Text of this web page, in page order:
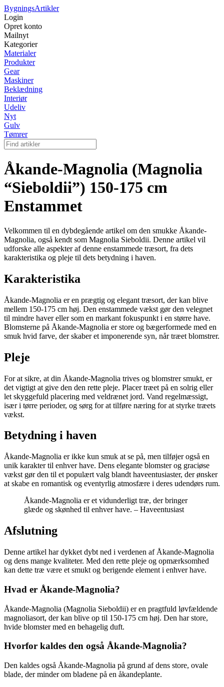
BygningsArtikler
Login
Opret konto
Mailnyt
Kategorier
Materialer
Produkter
Gear
Maskiner
Beklædning
Interiør
Udeliv
Nyt
Gulv
Tømrer
Åkande-Magnolia (Magnolia
“Sieboldii”) 150-175 cm
Enstammet
Velkommen til en dybdegående artikel om den smukke Åkande-
Magnolia, også kendt som Magnolia Sieboldii. Denne artikel vil
udforske alle aspekter af denne enstammede træsort, fra dets
karakteristika og pleje til dets betydning i haven.
Karakteristika
Åkande-Magnolia er en prægtig og elegant træsort, der kan blive
mellem 150-175 cm høj. Den enstammede vækst gør den velegnet
til mindre haver eller som en markant fokuspunkt i en større have.
Blomsterne på Åkande-Magnolia er store og bægerformede med en
smuk hvid farve, der skaber et imponerende syn, når træet blomstrer.
Pleje
For at sikre, at din Åkande-Magnolia trives og blomstrer smukt, er
det vigtigt at give den den rette pleje. Placer træet på en solrig eller
let skyggefuld placering med veldrænet jord. Vand regelmæssigt,
især i tørre perioder, og sørg for at tilføre næring for at styrke træets
vækst.
Betydning i haven
Åkande-Magnolia er ikke kun smuk at se på, men tilføjer også en
unik karakter til enhver have. Dens elegante blomster og graciøse
vækst gør den til et populært valg blandt haveentusiaster, der ønsker
at skabe en romantisk og eventyrlig atmosfære i deres udendørs rum.
Åkande-Magnolia er et vidunderligt træ, der bringer
glæde og skønhed til enhver have. – Haveentusiast
Afslutning
Denne artikel har dykket dybt ned i verdenen af Åkande-Magnolia
og dens mange kvaliteter. Med den rette pleje og opmærksomhed
kan dette træ være et smukt og berigende element i enhver have.
Hvad er Åkande-Magnolia?
Åkande-Magnolia (Magnolia Sieboldii) er en pragtfuld løvfældende
magnoliasort, der kan blive op til 150-175 cm høj. Den har store,
hvide blomster med en behagelig duft.
Hvorfor kaldes den også Åkande-Magnolia?
Den kaldes også Åkande-Magnolia på grund af dens store, ovale
blade, der minder om bladene på en åkandeplante.